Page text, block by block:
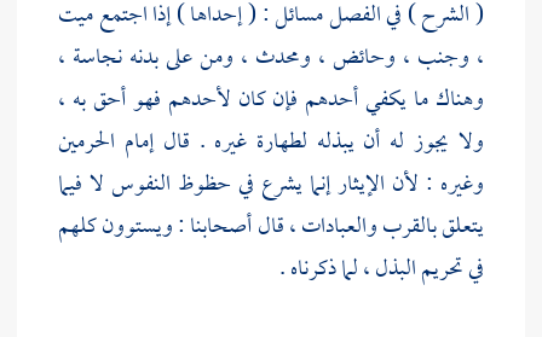
( الشرح ) في الفصل مسائل : ( إحداها ) إذا اجتمع ميت
، وجنب ، وحائض ، ومحدث ، ومن على بدنه نجاسة ،
وهناك ما يكفي أحدهم فإن كان لأحدهم فهو أحق به ،
ولا يجوز له أن يبذله لطهارة غيره . قال إمام الحرمين
وغيره : لأن الإيثار إنما يشرع في حظوظ النفوس لا فيما
يتعلق بالقرب والعبادات ، قال أصحابنا : ويستوون كلهم
في تحريم البذل ، لما ذكرناه .